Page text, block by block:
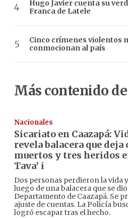
Hugo Javier cuenta su
Franca de Latele
Cinco crímenes violentos
conmocionan al país
Más contenido
Nacionales
Sicariato en Caazapá:
revela balacera que deja
muertos y tres heridos
Tava’ i
Dos personas perdieron la vida
luego de una balacera que se dio
Departamento de Caazapá. Se
ajuste de cuentas. La Policía
logró escapar tras el hecho.